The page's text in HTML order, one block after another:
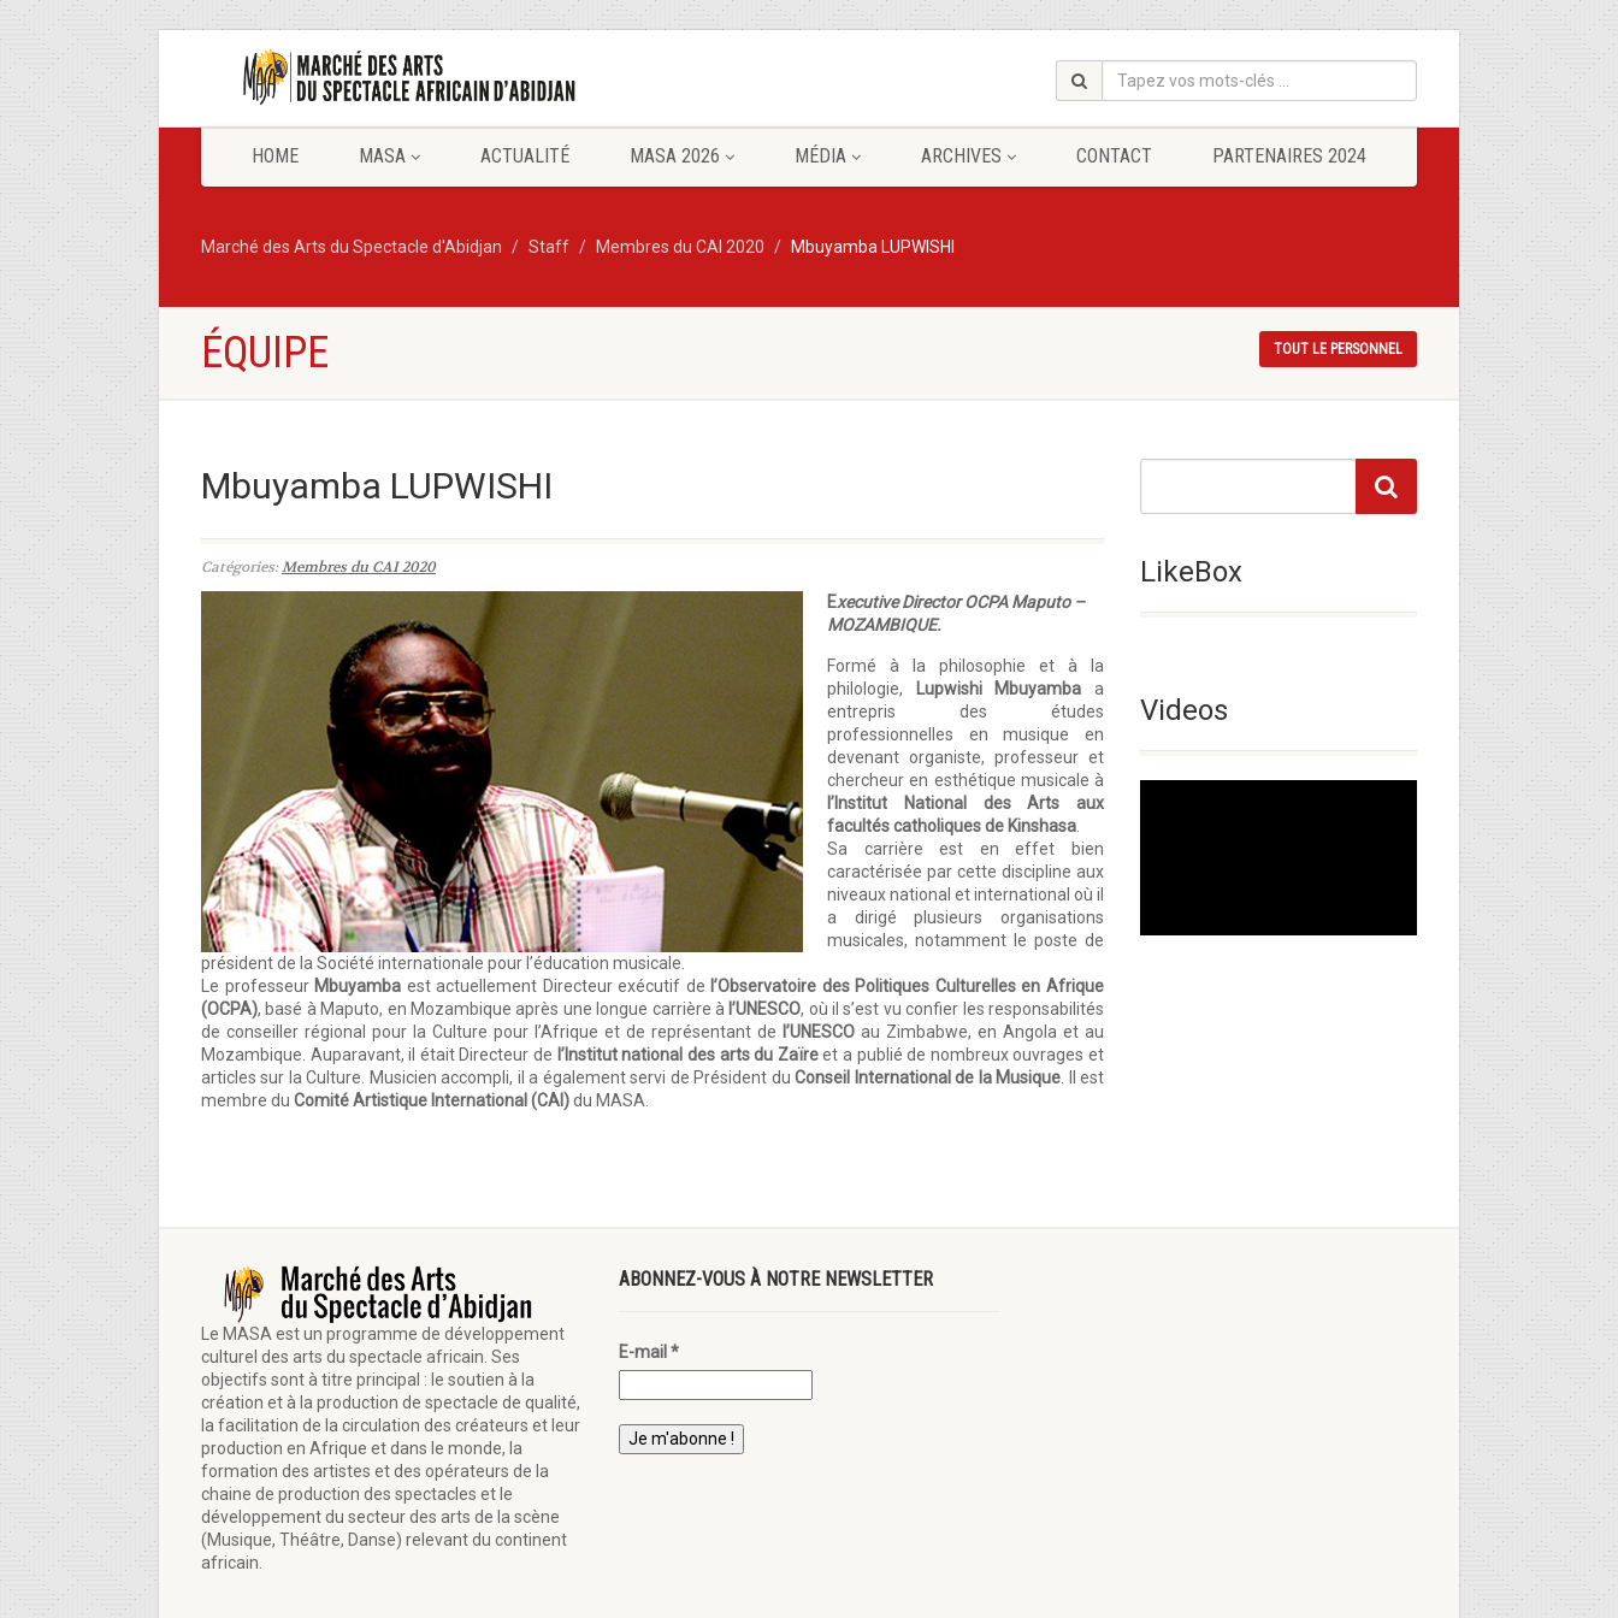
HOME MASA ACTUALITÉ MASA 2026 MÉDIA ARCHIVES CONTACT PARTENAIRES 2024
Marché des Arts du Spectacle d'Abidjan Staff Membres du CAI 2020 Mbuyamba LUPWISHI
ÉQUIPE TOUT LE PERSONNEL
Mbuyamba LUPWISHI
Catégories:Membres du CAI 2020
Executive Director OCPA Maputo –
MOZAMBIQUE.
Formé à la philosophie et à la
philologie,
Lupwishi Mbuyamba a
entrepris des études
professionnelles en musique en
devenant organiste, professeur et
chercheur en esthétique musicale à
l’Institut National des Arts aux
facultés catholiques de Kinshasa
Sa carrière est en effet bien
caractérisée par cette discipline aux
niveaux national et international où il
a dirigé plusieurs organisations
musicales, notamment le poste de
président de la Société internationale pour l’éducation musicale.
Le professeur Mbuyamba est actuellement Directeur exécutif de l’Observatoire des Politiques Culturelles en Afrique
(OCPA), basé à Maputo, en Mozambique après une longue carrière à l’UNESCO, où il s’est vu confier les responsabilités
de conseiller régional pour la Culture pour l’Afrique et de représentant de l’UNESCO au Zimbabwe, en Angola et au
Mozambique. Auparavant, il était Directeurde l’Institut national des arts du Zaïreet a publié de nombreux ouvrages et
articles sur la Culture.
Musicien accompli, il a également servi de Président duConseil International de la Musique . Il est
membre du Comité Artistique International (CAI)du MASA.
LikeBox
Videos
Le MASA est un programme de développement
culturel des arts du spectacle africain. Ses
objectifs sont à titre principal : le soutien à la
création et à la production de spectacle de qualité,
la facilitation de la circulation des créateurs et leur
production en Afrique et dans le monde, la
formation des artistes et des opérateurs de la
chaine de production des spectacles et le
développement du secteur des arts de la scène
(Musique, Théâtre, Danse) relevant du continent
africain.
ABONNEZ-VOUS À NOTRE NEWSLETTER
E-mail *